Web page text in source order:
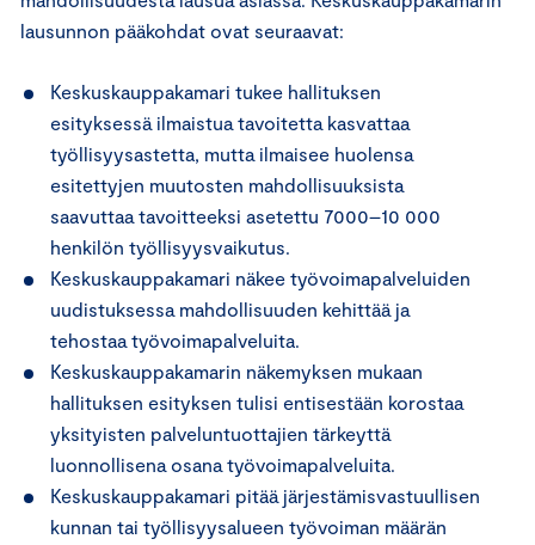
lausunnon pääkohdat ovat seuraavat:
Keskuskauppakamari tukee hallituksen
esityksessä ilmaistua tavoitetta kasvattaa
työllisyysastetta, mutta ilmaisee huolensa
esitettyjen muutosten mahdollisuuksista
saavuttaa tavoitteeksi asetettu 7000–10 000
henkilön työllisyysvaikutus.
Keskuskauppakamari näkee työvoimapalveluiden
uudistuksessa mahdollisuuden kehittää ja
tehostaa työvoimapalveluita.
Keskuskauppakamarin näkemyksen mukaan
hallituksen esityksen tulisi entisestään korostaa
yksityisten palveluntuottajien tärkeyttä
luonnollisena osana työvoimapalveluita.
Keskuskauppakamari pitää järjestämisvastuullisen
kunnan tai työllisyysalueen työvoiman määrän